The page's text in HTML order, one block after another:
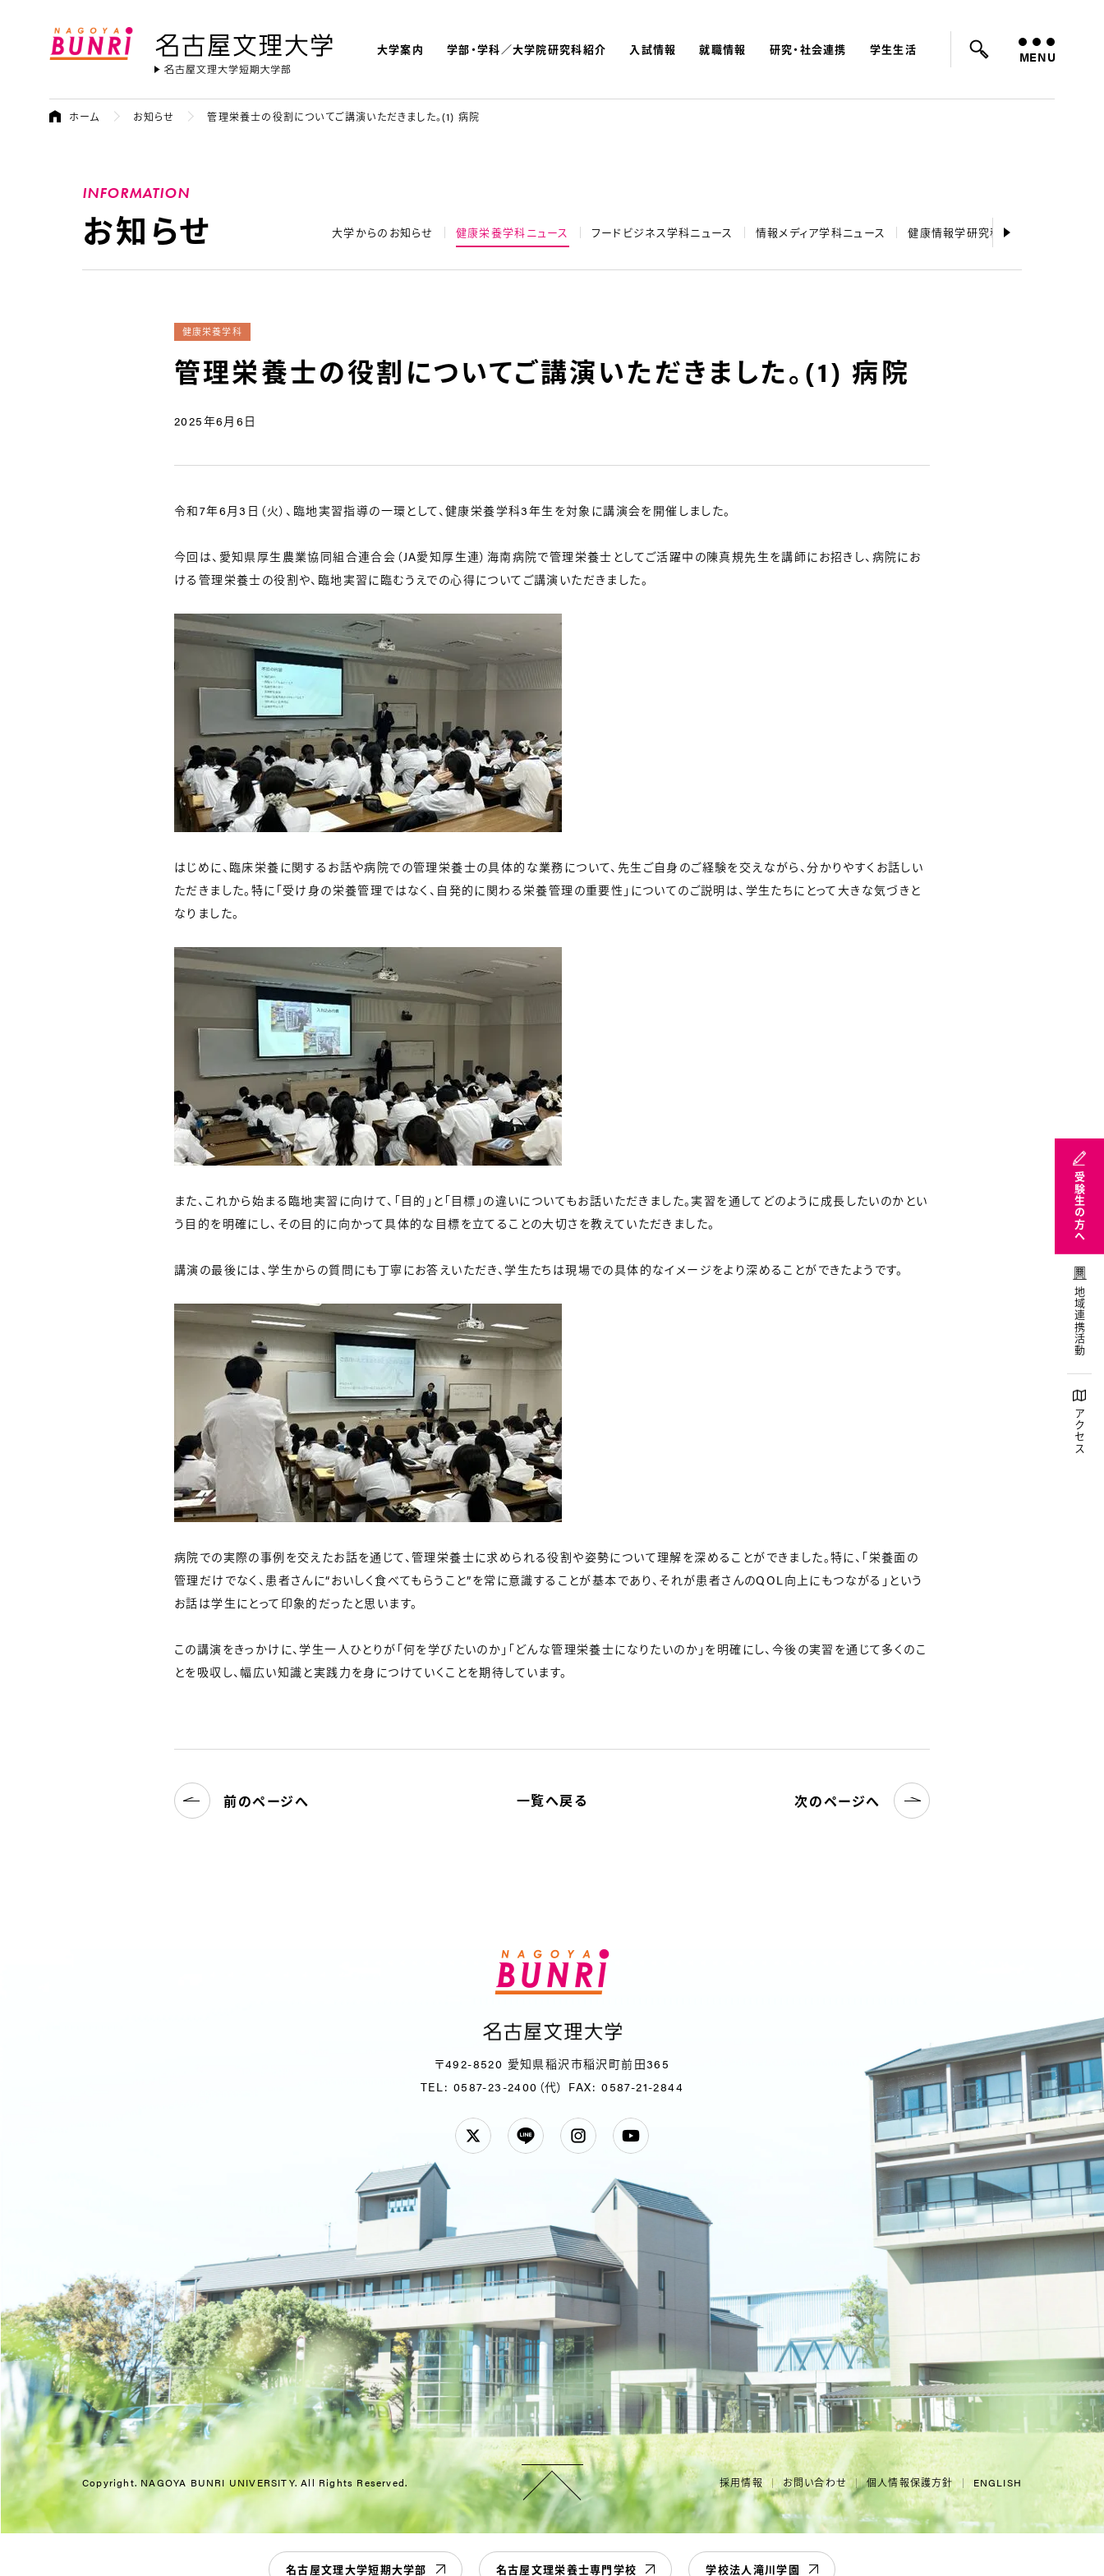
名古屋文理大学
大学案内 学部・学科／大学院研究科紹介 入試情報 就職情報 研究・社会連携 学生生活
よく検索されているキーワード： 入試 学費 オープンキャンパス MENU
受験生の方へ
地域連携活動
アクセス
ホーム お知らせ 管理栄養士の役割についてご講演いただきました。(1) 病院
INFORMATION
お知らせ 大学からのお知らせ 健康栄養学科ニュース フードビジネス学科ニュース 情報メディア学科ニュース 健康情報学研究科ニュース
健康栄養学科
管理栄養士の役割についてご講演いただきました。(1) 病院
2025年6月6日
令和7年6月3日（火）、臨地実習指導の一環として、健康栄養学科3年生を対象に講演会を開催しました。
今回は、愛知県厚生農業協同組合連合会（JA愛知厚生連）海南病院で管理栄養士としてご活躍中の陳真規先生を講師にお招きし、病院にお
ける管理栄養士の役割や、臨地実習に臨むうえでの心得についてご講演いただきました。
はじめに、臨床栄養に関するお話や病院での管理栄養士の具体的な業務について、先生ご自身のご経験を交えながら、分かりやすくお話しい
ただきました。特に「受け身の栄養管理ではなく、自発的に関わる栄養管理の重要性」についてのご説明は、学生たちにとって大きな気づきと
なりました。
また、これから始まる臨地実習に向けて、「目的」と「目標」の違いについてもお話いただきました。実習を通してどのように成長したいのかとい
う目的を明確にし、その目的に向かって具体的な目標を立てることの大切さを教えていただきました。
講演の最後には、学生からの質問にも丁寧にお答えいただき、学生たちは現場での具体的なイメージをより深めることができたようです。
病院での実際の事例を交えたお話を通じて、管理栄養士に求められる役割や姿勢について理解を深めることができました。特に、「栄養面の
管理だけでなく、患者さんに“おいしく食べてもらうこと”を常に意識することが基本であり、それが患者さんのQOL向上にもつながる」という
お話は学生にとって印象的だったと思います。
この講演をきっかけに、学生一人ひとりが「何を学びたいのか」「どんな管理栄養士になりたいのか」を明確にし、今後の実習を通じて多くのこ
とを吸収し、幅広い知識と実践力を身につけていくことを期待しています。
一覧へ戻る
前のページへ 次のページへ
〒492-8520 愛知県稲沢市稲沢町前田365
TEL: 0587-23-2400（代） FAX: 0587-21-2844
ENGLISH
個人情報保護方針
お問い合わせ
採用情報
Copyright. NAGOYA BUNRI UNIVERSITY.All Rights Reserved.
名古屋文理大学短期大学部 名古屋文理栄養士専門学校 学校法人滝川学園